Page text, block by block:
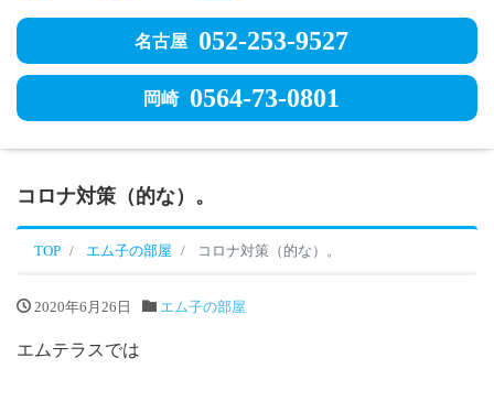
名古屋 052-253-9527
岡崎 0564-73-0801
コロナ対策（的な）。
TOP エム子の部屋 コロナ対策（的な）。
2020年6月26日 エム子の部屋
エムテラスでは